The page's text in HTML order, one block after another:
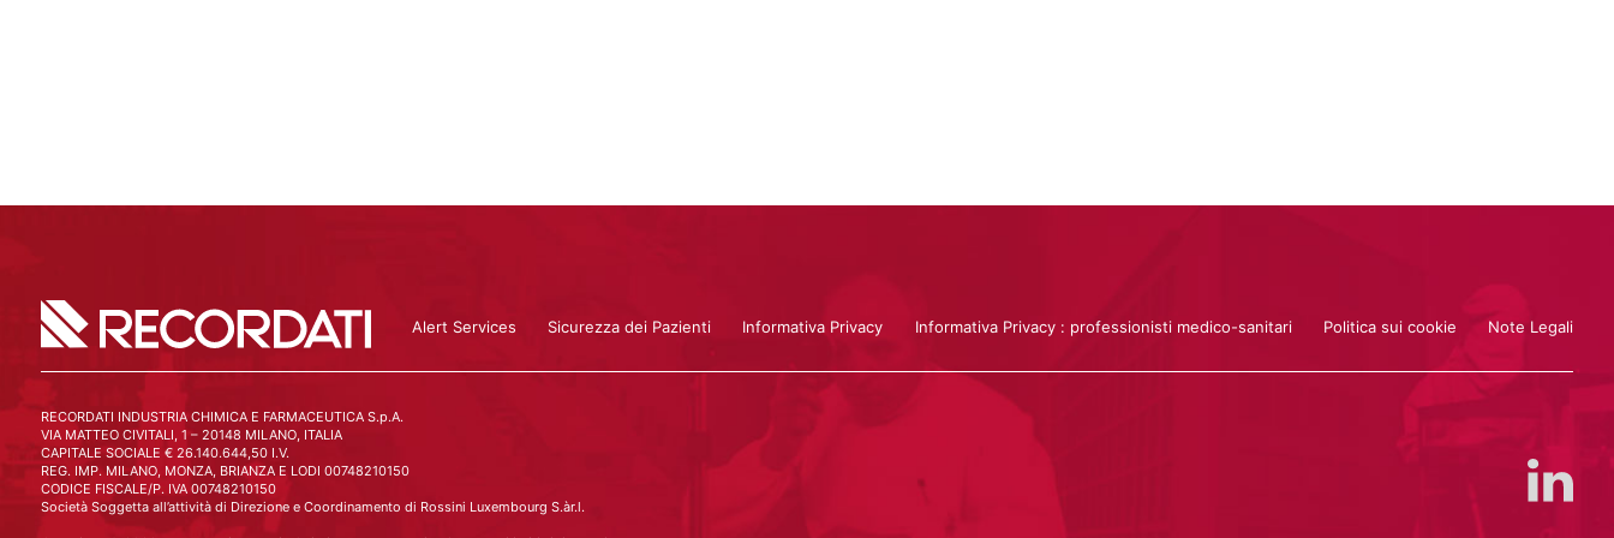
Alert Services Sicurezza dei Pazienti Informativa Privacy Informativa Privacy : professionisti medico-sanitari Politica sui cookie Note Legali
RECORDATI INDUSTRIA CHIMICA E FARMACEUTICA S.p.A.
VIA MATTEO CIVITALI, 1 – 20148 MILANO, ITALIA
CAPITALE SOCIALE € 26.140.644,50 I.V.
REG. IMP. MILANO, MONZA, BRIANZA E LODI 00748210150
CODICE FISCALE/P. IVA 00748210150
Società Soggetta all’attività di Direzione e Coordinamento di Rossini Luxembourg S.àr.l.